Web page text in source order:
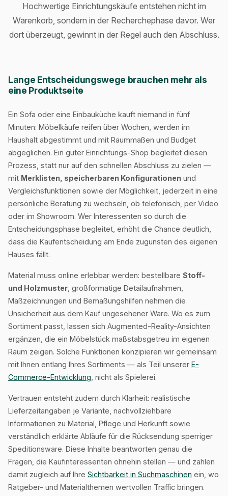
Hochwertige Einrichtungskäufe entstehen nicht im
Warenkorb, sondern in der Recherchephase davor. Wer
dort überzeugt, gewinnt in der Regel auch den Abschluss.
Lange Entscheidungswege brauchen mehr als
eine Produktseite
Ein Sofa oder eine Einbauküche kauft niemand in fünf
Minuten: Möbelkäufe reifen über Wochen, werden im
Haushalt abgestimmt und mit Raummaßen und Budget
abgeglichen. Ein guter Einrichtungs-Shop begleitet diesen
Prozess, statt nur auf den schnellen Abschluss zu zielen —
mit Merklisten, speicherbaren Konfigurationen und
Vergleichsfunktionen sowie der Möglichkeit, jederzeit in eine
persönliche Beratung zu wechseln, ob telefonisch, per Video
oder im Showroom. Wer Interessenten so durch die
Entscheidungsphase begleitet, erhöht die Chance deutlich,
dass die Kaufentscheidung am Ende zugunsten des eigenen
Hauses fällt.
Material muss online erlebbar werden: bestellbare Stoff-
und Holzmuster , großformatige Detailaufnahmen,
Maßzeichnungen und Bemaßungshilfen nehmen die
Unsicherheit aus dem Kauf ungesehener Ware. Wo es zum
Sortiment passt, lassen sich Augmented-Reality-Ansichten
ergänzen, die ein Möbelstück maßstabsgetreu im eigenen
Raum zeigen. Solche Funktionen konzipieren wir gemeinsam
mit Ihnen entlang Ihres Sortiments — als Teil unserer E-
Commerce-Entwicklung , nicht als Spielerei.
Vertrauen entsteht zudem durch Klarheit: realistische
Lieferzeitangaben je Variante, nachvollziehbare
Informationen zu Material, Pflege und Herkunft sowie
verständlich erklärte Abläufe für die Rücksendung sperriger
Speditionsware. Diese Inhalte beantworten genau die
Fragen, die Kaufinteressenten ohnehin stellen — und zahlen
damit zugleich auf Ihre Sichtbarkeit in Suchmaschinen ein, wo
Ratgeber- und Materialthemen wertvollen Traffic bringen.